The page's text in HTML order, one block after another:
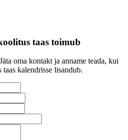
taas toimub
oma kontakt ja anname teada, kui
kalendrisse lisandub.